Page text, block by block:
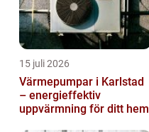
15 juli 2026
Värmepumpar i Karlstad
– energieffektiv
uppvärmning för ditt hem